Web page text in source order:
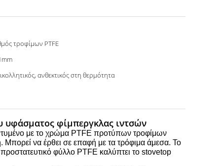
τροφίμων PTFE
ανθεκτικός στη θερμότητα
υφάσματος φίμπεργκλας ιντσών
με το χρώμα PTFE προτύπων τροφίμων
Μπορεί να έρθει σε επαφή με τα τρόφιμα άμεσα. Το
προστατευτικό φύλλο PTFE καλύπτει το stovetop